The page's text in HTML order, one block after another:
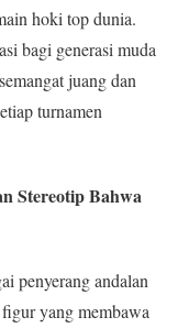
hoki top dunia.
bagi generasi muda
juang dan
turnamen
Stereotip Bahwa
penyerang andalan
yang membawa